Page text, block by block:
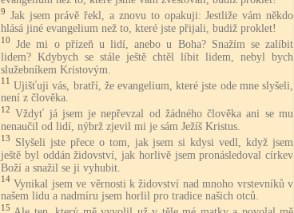
9 Jak jsem právě řekl, a znovu to opakuji: Jestliže vám někdo
hlásá jiné evangelium než to, které jste přijali, budiž proklet!
10
Jde mi o přízeň u lidí, anebo u Boha? Snažím se zalíbit
lidem? Kdybych se stále ještě chtěl líbit lidem, nebyl bych
služebníkem Kristovým.
11 Ujišťuji vás, bratří, že evangelium, které jste ode mne slyšeli,
není z člověka.
12
Vždyť já jsem je nepřevzal od žádného člověka ani se mu
nenaučil od lidí, nýbrž zjevil mi je sám Ježíš Kristus.
13
Slyšeli jste přece o tom, jak jsem si kdysi vedl, když jsem
ještě byl oddán židovství, jak horlivě jsem pronásledoval církev
Boží a snažil se ji vyhubit.
14 Vynikal jsem ve věrnosti k židovství nad mnoho vrstevníků v
našem lidu a nadmíru jsem horlil pro tradice našich otců.
15